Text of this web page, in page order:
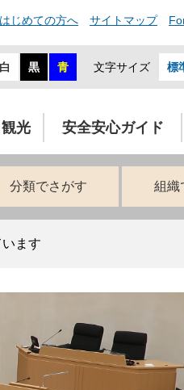
はじめての方へ サイトマップ
白 黒 青 文字サイズ 標
光 安全安心ガイド
分類でさがす 組織
ます